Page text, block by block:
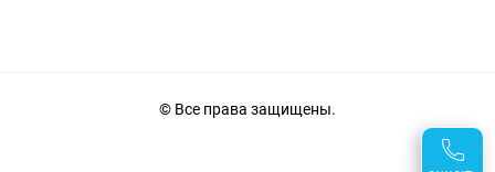
© Все права защищены.